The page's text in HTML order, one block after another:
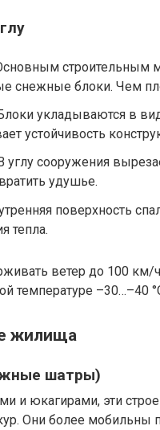
строительным
снежные блоки. Чем
укладываются в
устойчивость
В углу сооружения
удушье.
поверхность
тепла.
ветер до 100 км/
температуре –30…–40
жилища
шатры)
и юкагирами, эти
Они более мобильны